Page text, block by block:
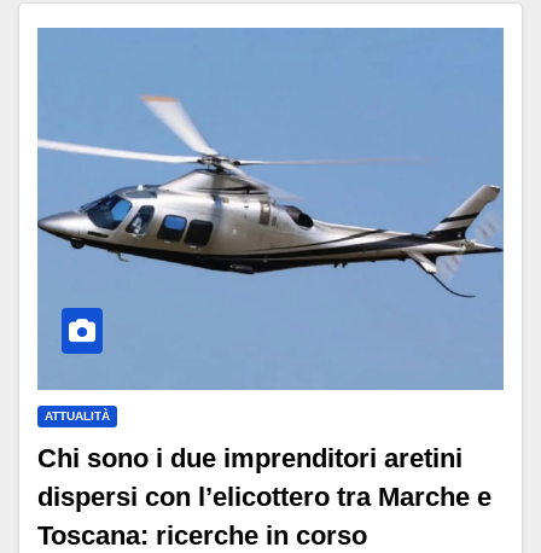
ATTUALITÀ
Chi sono i due imprenditori aretini
dispersi con l’elicottero tra Marche e
Toscana: ricerche in corso